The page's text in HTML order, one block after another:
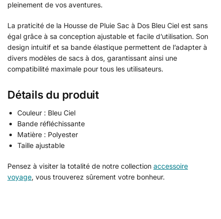
pleinement de vos aventures.
La praticité de la Housse de Pluie Sac à Dos Bleu Ciel est sans
égal grâce à sa conception ajustable et facile d’utilisation. Son
design intuitif et sa bande élastique permettent de l’adapter à
divers modèles de sacs à dos, garantissant ainsi une
compatibilité maximale pour tous les utilisateurs.
Détails du produit
Couleur : Bleu Ciel
Bande réfléchissante
Matière : Polyester
Taille ajustable
Pensez à visiter la totalité de notre collection accessoire
voyage, vous trouverez sûrement votre bonheur.